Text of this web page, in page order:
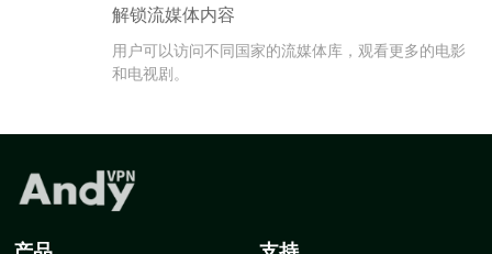
解锁流媒体内容
用户可以访问不同国家的流媒体库，观看更多的电影
和电视剧。